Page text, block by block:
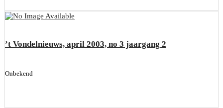
’t Vondelnieuws, april 2003, no 3 jaargang 2
Onbekend